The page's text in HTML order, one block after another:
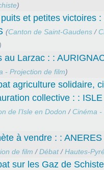
)
et petites victoires
(Canton de Saint-Gaudens /
)
au Larzac : :
- Projection de film)
agriculture solidaire,
collective : : ISLE
de l’Isle en Dodon / Cinéma
à vendre : : ANERES
de film /Débat/Hautes-
sur les Gaz de